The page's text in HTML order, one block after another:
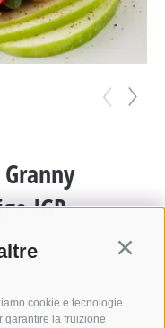
cookie e tecnologie
garantire la fruizione
IGP